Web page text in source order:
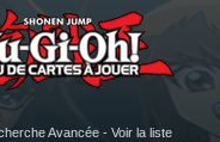
Avancée - Voir la liste